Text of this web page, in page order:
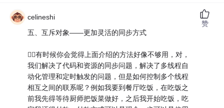
celineshi
五、互斥对象——更加灵活的同步方式
有时候你会觉得上面介绍的方法好像不够用，对，
我们解决了代码和资源的同步问题，解决了多线程自
动化管理和定时触发的问题，但是如何控制多个线程
相互之间的联系呢？例如我要到餐厅吃饭，在吃饭之
前我先得等待厨师把饭菜做好，之后我开始吃饭，吃
赞